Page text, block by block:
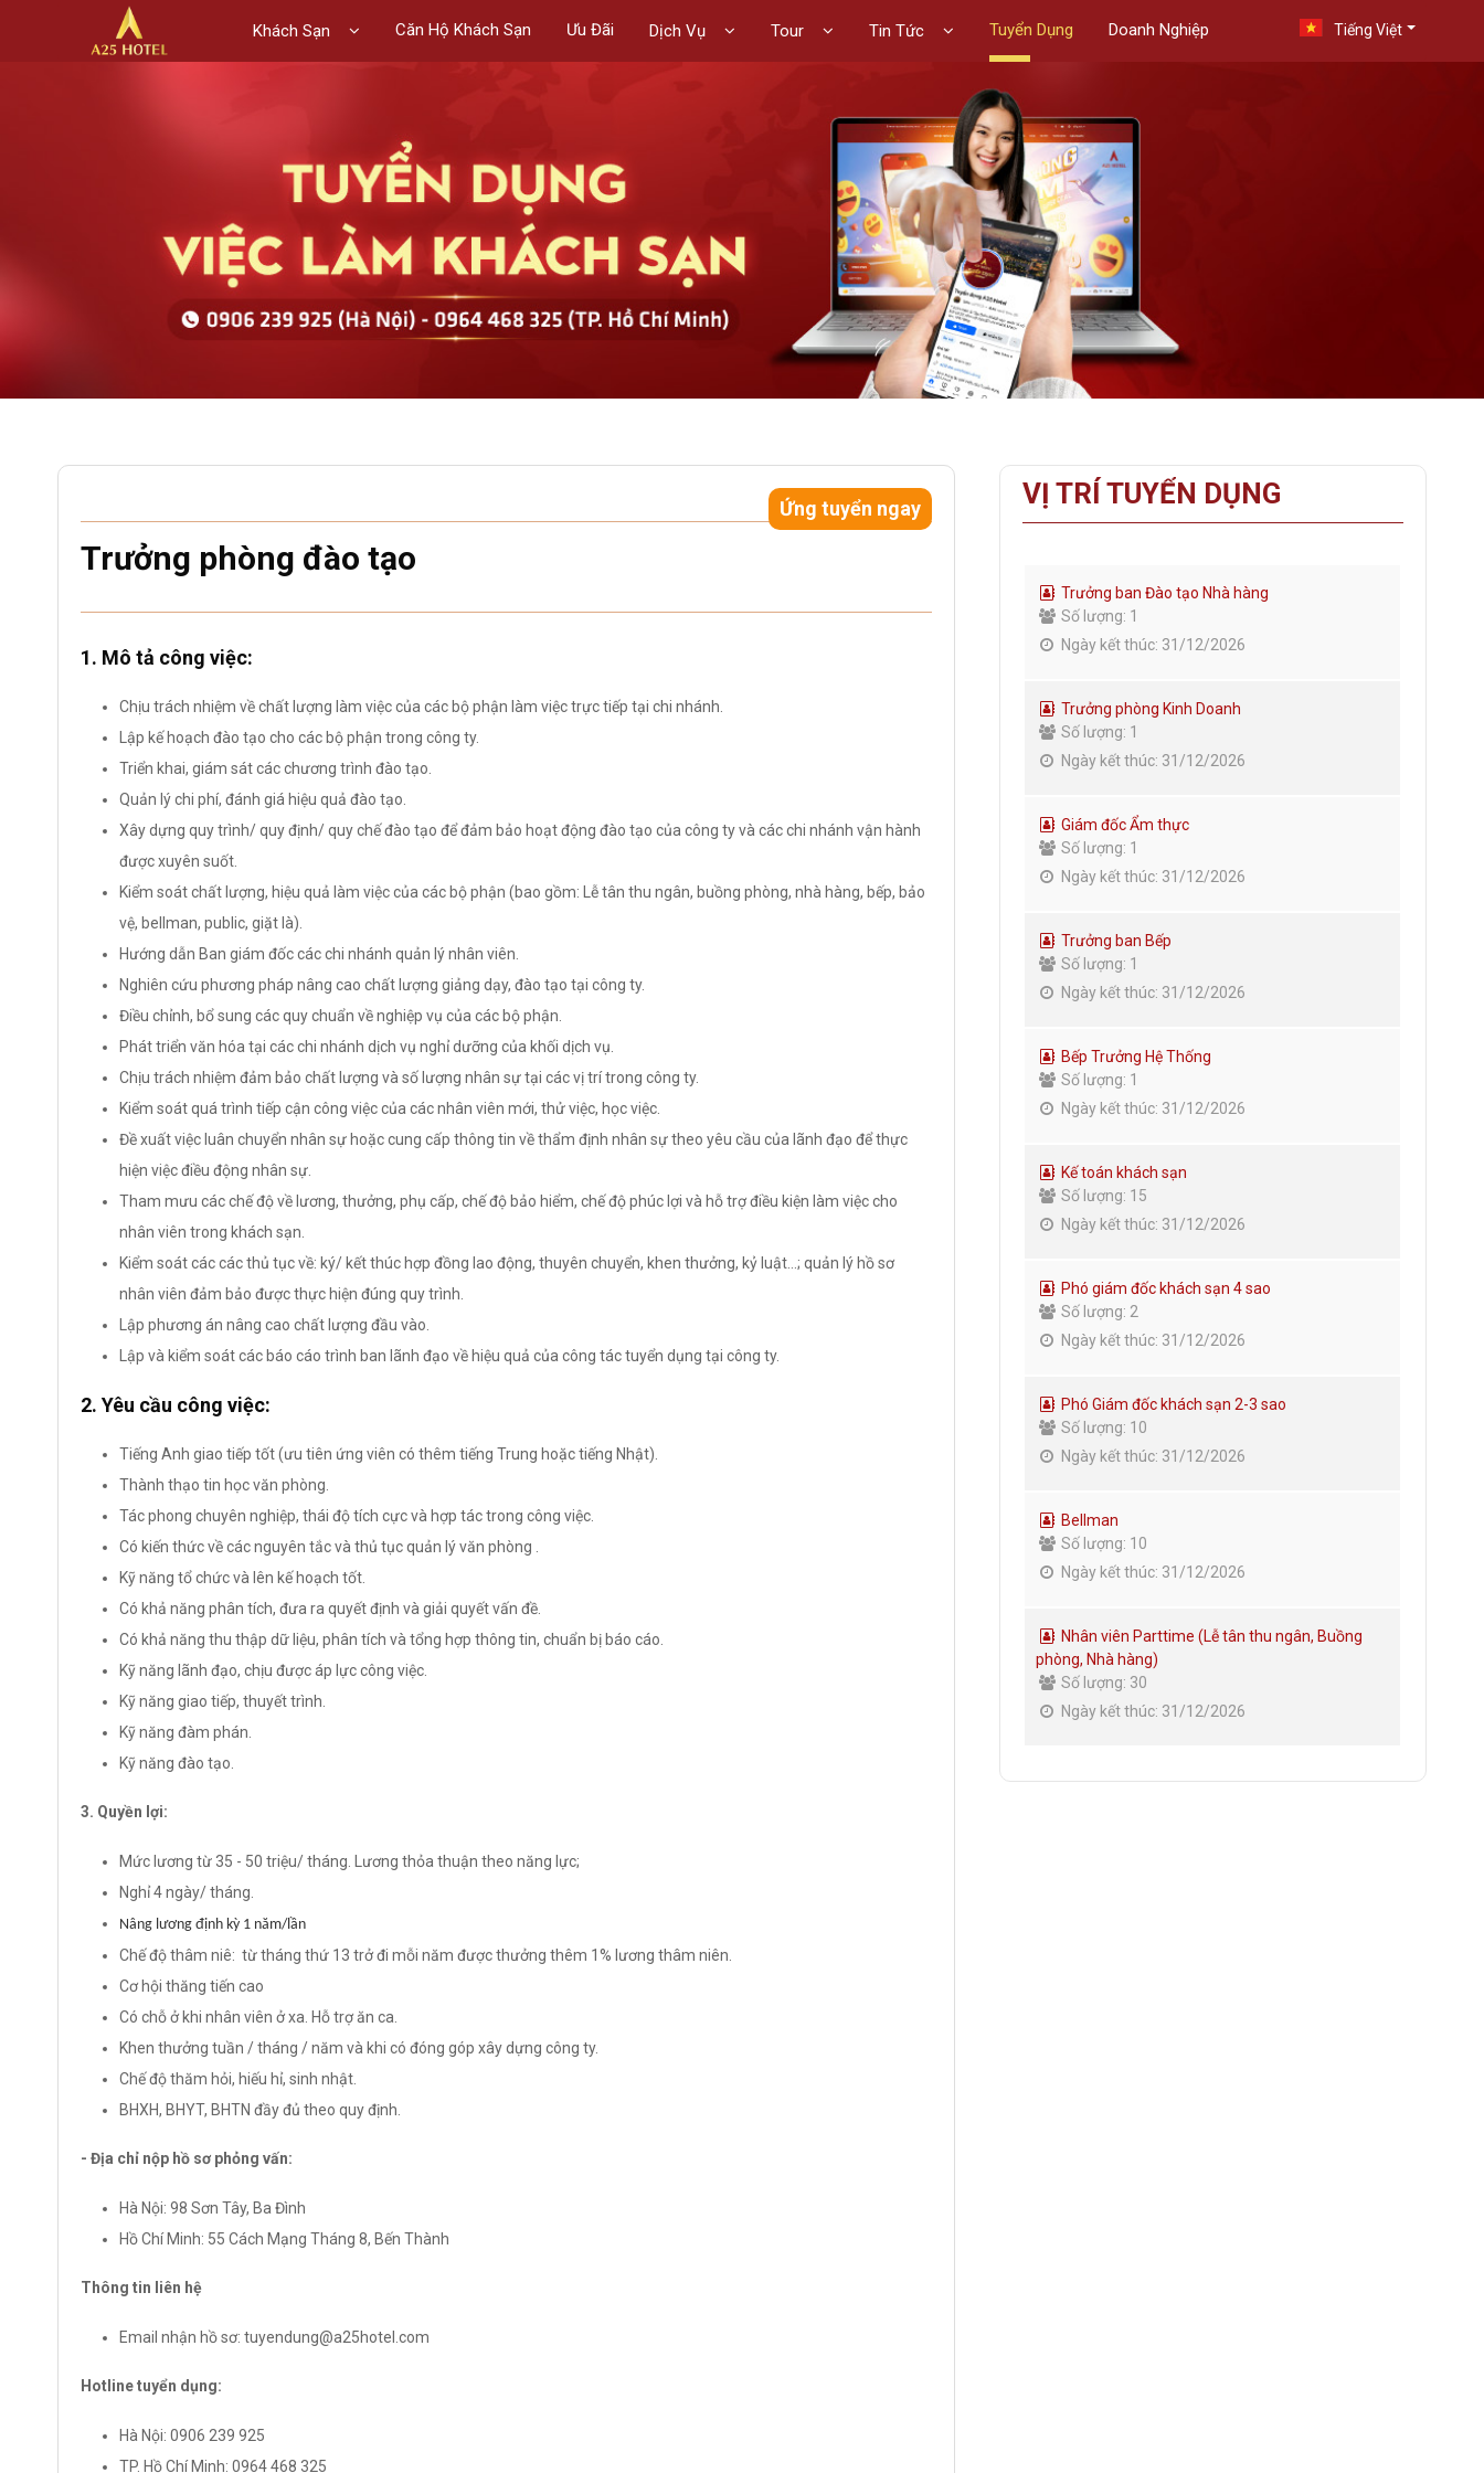
Khách Sạn Căn Hộ Khách Sạn Ưu Đãi Dịch Vụ Tour Tin Tức Tuyển Dụng Doanh Nghiệp Tiếng Việt
Ứng tuyển ngay
Trưởng phòng đào tạo
1. Mô tả công việc:
Chịu trách nhiệm về chất lượng làm việc của các bộ phận làm việc trực tiếp tại chi nhánh.
Lập kế hoạch đào tạo cho các bộ phận trong công ty.
Triển khai, giám sát các chương trình đào tạo.
Quản lý chi phí, đánh giá hiệu quả đào tạo.
Xây dựng quy trình/ quy định/ quy chế đào tạo để đảm bảo hoạt động đào tạo của công ty và các chi nhánh vận hành
được xuyên suốt.
Kiểm soát chất lượng, hiệu quả làm việc của các bộ phận (bao gồm: Lễ tân thu ngân, buồng phòng, nhà hàng, bếp, bảo
vệ, bellman, public, giặt là).
Hướng dẫn Ban giám đốc các chi nhánh quản lý nhân viên.
Nghiên cứu phương pháp nâng cao chất lượng giảng dạy, đào tạo tại công ty.
Điều chỉnh, bổ sung các quy chuẩn về nghiệp vụ của các bộ phận.
Phát triển văn hóa tại các chi nhánh dịch vụ nghỉ dưỡng của khối dịch vụ.
Chịu trách nhiệm đảm bảo chất lượng và số lượng nhân sự tại các vị trí trong công ty.
Kiểm soát quá trình tiếp cận công việc của các nhân viên mới, thử việc, học việc.
Đề xuất việc luân chuyển nhân sự hoặc cung cấp thông tin về thẩm định nhân sự theo yêu cầu của lãnh đạo để thực
hiện việc điều động nhân sự.
Tham mưu các chế độ về lương, thưởng, phụ cấp, chế độ bảo hiểm, chế độ phúc lợi và hỗ trợ điều kiện làm việc cho
nhân viên trong khách sạn.
Kiểm soát các các thủ tục về: ký/ kết thúc hợp đồng lao động, thuyên chuyển, khen thưởng, kỷ luật…; quản lý hồ sơ
nhân viên đảm bảo được thực hiện đúng quy trình.
Lập phương án nâng cao chất lượng đầu vào.
Lập và kiểm soát các báo cáo trình ban lãnh đạo về hiệu quả của công tác tuyển dụng tại công ty.
2. Yêu cầu công việc:
Tiếng Anh giao tiếp tốt (ưu tiên ứng viên có thêm tiếng Trung hoặc tiếng Nhật).
Thành thạo tin học văn phòng.
Tác phong chuyên nghiệp, thái độ tích cực và hợp tác trong công việc.
Có kiến thức về các nguyên tắc và thủ tục quản lý văn phòng .
Kỹ năng tổ chức và lên kế hoạch tốt.
Có khả năng phân tích, đưa ra quyết định và giải quyết vấn đề.
Có khả năng thu thập dữ liệu, phân tích và tổng hợp thông tin, chuẩn bị báo cáo.
Kỹ năng lãnh đạo, chịu được áp lực công việc.
Kỹ năng giao tiếp, thuyết trình.
Kỹ năng đàm phán.
Kỹ năng đào tạo.
3. Quyền lợi:
Mức lương từ 35 - 50 triệu/ tháng. Lương thỏa thuận theo năng lực;
Nghỉ 4 ngày/ tháng.
Nâng lương định kỳ 1 năm/lần
Chế độ thâm niê: từ tháng thứ 13 trở đi mỗi năm được thưởng thêm 1% lương thâm niên.
Cơ hội thăng tiến cao
Có chỗ ở khi nhân viên ở xa. Hỗ trợ ăn ca.
Khen thưởng tuần / tháng / năm và khi có đóng góp xây dựng công ty.
Chế độ thăm hỏi, hiếu hỉ, sinh nhật.
BHXH, BHYT, BHTN đầy đủ theo quy định.
- Địa chỉ nộp hồ sơ phỏng vấn:
Hà Nội: 98 Sơn Tây, Ba Đình
Hồ Chí Minh: 55 Cách Mạng Tháng 8, Bến Thành
Thông tin liên hệ
Email nhận hồ sơ: tuyendung@a25hotel.com
Hotline tuyển dụng:
Hà Nội: 0906 239 925
TP. Hồ Chí Minh: 0964 468 325
VỊ TRÍ TUYỂN DỤNG
Trưởng ban Đào tạo Nhà hàng
Số lượng: 1
Ngày kết thúc: 31/12/2026
Trưởng phòng Kinh Doanh
Số lượng: 1
Ngày kết thúc: 31/12/2026
Giám đốc Ẩm thực
Số lượng: 1
Ngày kết thúc: 31/12/2026
Trưởng ban Bếp
Số lượng: 1
Ngày kết thúc: 31/12/2026
Bếp Trưởng Hệ Thống
Số lượng: 1
Ngày kết thúc: 31/12/2026
Kế toán khách sạn
Số lượng: 15
Ngày kết thúc: 31/12/2026
Phó giám đốc khách sạn 4 sao
Số lượng: 2
Ngày kết thúc: 31/12/2026
Phó Giám đốc khách sạn 2-3 sao
Số lượng: 10
Ngày kết thúc: 31/12/2026
Bellman
Số lượng: 10
Ngày kết thúc: 31/12/2026
Nhân viên Parttime (Lễ tân thu ngân, Buồng
phòng, Nhà hàng)
Số lượng: 30
Ngày kết thúc: 31/12/2026